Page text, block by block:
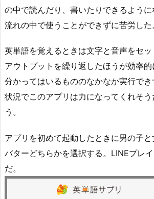
の中で読んだり、書いたりできるよう
流れの中で使うことができずに苦労した
英単語を覚えるときは文字と音声をセッ
アウトプットを繰り返したほうが効率
分かってはいるもののなかなか実行で
状況でこのアプリは力になってくれそう
う。
アプリを初めて起動したときに男の子
バターどちらかを選択する。LINEプレ
だ。